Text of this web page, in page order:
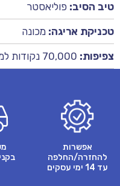
טיב הסיב: פוליאסטר
טכניקת אריגה: מכונה
צפיפות: 70,000 נקודות למ"ר
אפשרות
להחזרה/החלפה
עד 14 ימי עסקים